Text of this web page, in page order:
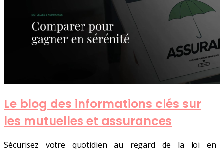
Le blog des informations clés sur
les mutuelles et assurances
Sécurisez votre quotidien au regard de la loi en